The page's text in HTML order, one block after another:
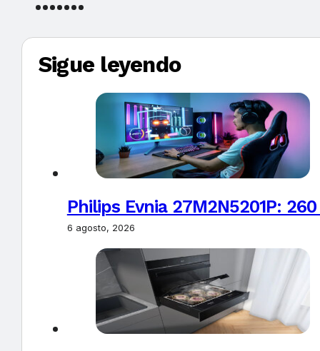
Sigue leyendo
Philips Evnia 27M2N5201P:
6 agosto, 2026